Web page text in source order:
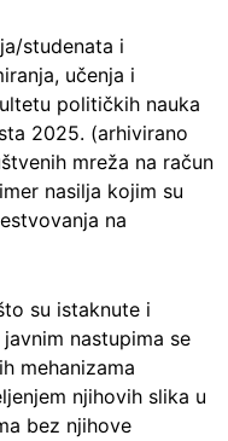
studenata i
učenja i
političkih nauka
2025. (arhivirano
mreža na račun
nasilja kojim su
na
su istaknute i
nastupima se
mehanizama
njihovih slika u
bez njihove